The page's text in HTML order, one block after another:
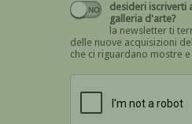
desideri iscriverti alla
galleria d'arte?
la newsletter ti
delle nuove acquisizioni
che ci riguardano mostre